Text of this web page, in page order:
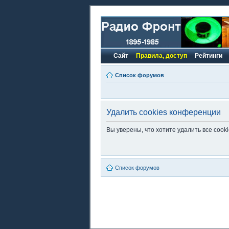
Сайт Правила, доступ Рейтинги
Список форумов
Удалить cookies конференции
Вы уверены, что хотите удалить все
Список форумов